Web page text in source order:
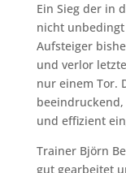
Ein Sieg der in
nicht
Aufsteiger
und verlor
nur einem Tor.
und effizient
Trainer Björn
gut gearbeitet